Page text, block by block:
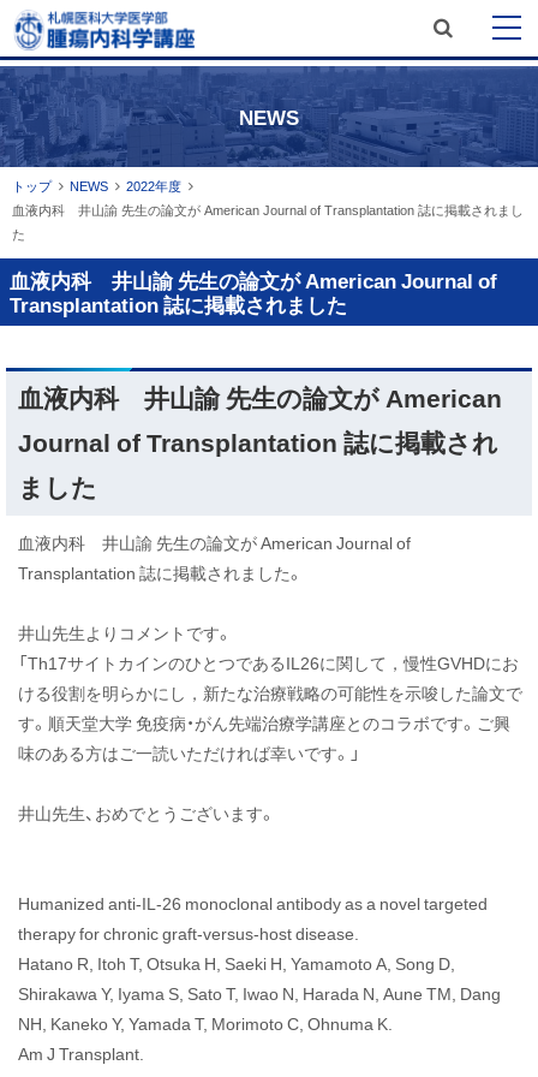
本
文
へ
メ
ニ
ュ
ー
へ
札幌医科大学医学部 内科学講座 腫
瘍内科学分野
メ
ニ
ュ
ー
開
閉
イ
ト
内
検
索
閉
NEWS
現
在
位
置
の
階
トップ NEWS
2022年度
血液内科 井山諭 先生の論文が American Journal of Transplantation 誌に掲載されまし
た
血液内科 井山諭 先生の論文が American Journal of
Transplantation 誌に掲載されました
ペ
ー
内
目
血液内科 井
Journal of
Transplantation
誌に掲載され
ました
血液内科 井山諭 先生の論文が American
Journal of Transplantation 誌に掲載され
ました
血液内科 井山諭 先生の論文が American Journal of
Transplantation 誌に掲載されました。
井山先生よりコメントです。
「Th17サイトカインのひとつであるIL26に関して，慢性GVHDにお
ける役割を明らかにし，新たな治療戦略の可能性を示唆した論文で
す。順天堂大学 免疫病・がん先端治療学講座とのコラボです。ご興
味のある方はご一読いただければ幸いです。」
井山先生、おめでとうございます。
Humanized anti-IL-26 monoclonal antibody as a novel targeted
therapy for chronic graft-versus-host disease.
Hatano R, Itoh T, Otsuka H, Saeki H, Yamamoto A, Song D,
Shirakawa Y, Iyama S, Sato T, Iwao N, Harada N, Aune TM, Dang
NH, Kaneko Y, Yamada T, Morimoto C, Ohnuma K.
Am J Transplant.